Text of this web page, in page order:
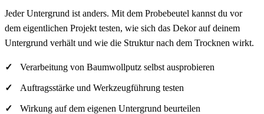
Jeder Untergrund ist anders. Mit dem Probebeutel kannst du vor
dem eigentlichen Projekt testen, wie sich das Dekor auf deinem
Untergrund verhält und wie die Struktur nach dem Trocknen wirkt.
Verarbeitung von Baumwollputz selbst ausprobieren
Auftragsstärke und Werkzeugführung testen
Wirkung auf dem eigenen Untergrund beurteilen